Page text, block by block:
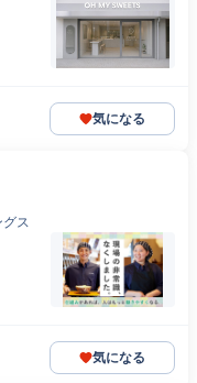
気になる
ス
気になる